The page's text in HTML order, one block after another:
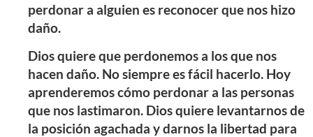
perdonar a alguien es reconocer que nos hizo
daño.
Dios quiere que perdonemos a los que nos
hacen daño. No siempre es fácil hacerlo. Hoy
aprenderemos cómo perdonar a las personas
que nos lastimaron. Dios quiere levantarnos de
la posición agachada y darnos la libertad para